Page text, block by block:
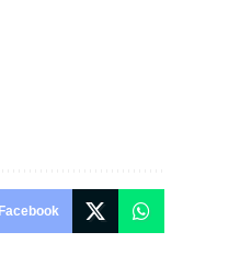
Facebook